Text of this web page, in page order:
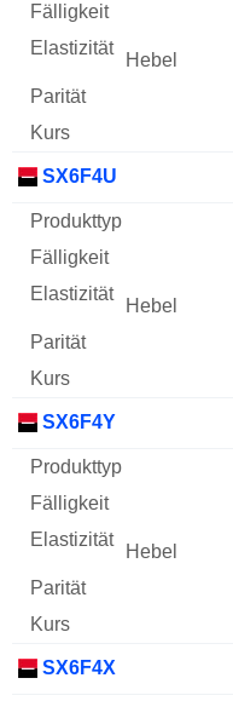
SX6F4U
SX6F4Y
SX6F4X